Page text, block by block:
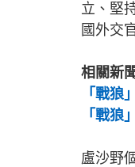
立、堅
國外交
相關新
「戰狼
「戰狼
盧沙野